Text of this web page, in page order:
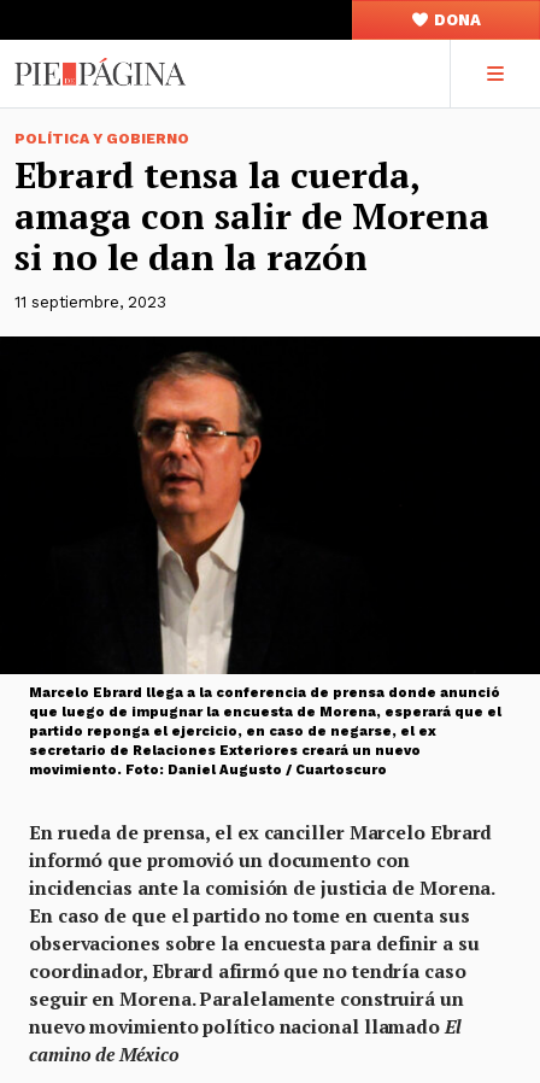
DONA
POLÍTICA Y GOBIERNO
Ebrard tensa la cuerda,
amaga con salir de Morena
si no le dan la razón
11 septiembre, 2023
Marcelo Ebrard llega a la conferencia de prensa donde anunció
que luego de impugnar la encuesta de Morena, esperará que el
partido reponga el ejercicio, en caso de negarse, el ex
secretario de Relaciones Exteriores creará un nuevo
movimiento. Foto: Daniel Augusto / Cuartoscuro
En rueda de prensa, el ex canciller Marcelo Ebrard
informó que promovió un documento con
incidencias ante la comisión de justicia de Morena.
En caso de que el partido no tome en cuenta sus
observaciones sobre la encuesta para definir a su
coordinador, Ebrard afirmó que no tendría caso
seguir en Morena. Paralelamente construirá un
nuevo movimiento político nacional llamadoEl
camino de México